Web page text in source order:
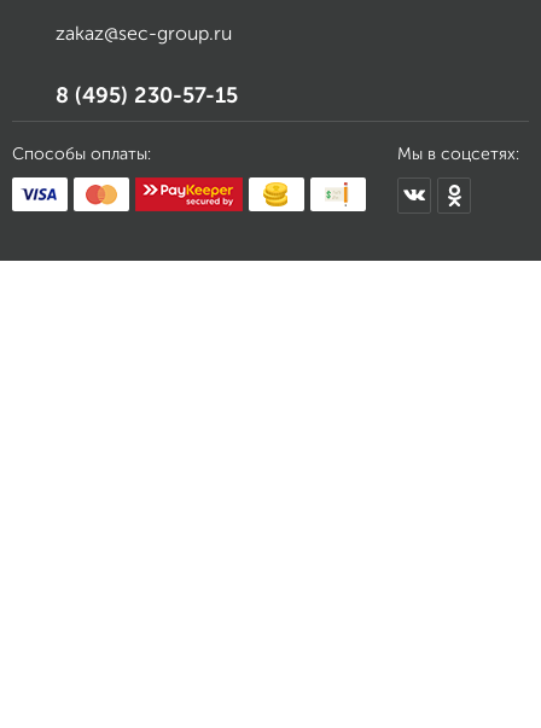
zakaz@sec-group.ru
8 (495) 230-57-15
Способы оплаты: Мы в соцсетях: